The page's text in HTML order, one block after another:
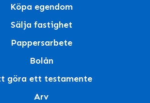
Köpa egendom
Sälja fastighet
Pappersarbete
Bolån
göra ett testamente
Arv